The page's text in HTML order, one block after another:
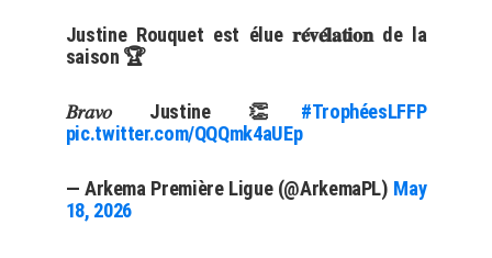
Justine Rouquet est élue 𝐫𝐞́𝐯𝐞́𝐥𝐚𝐭𝐢𝐨𝐧 de la
saison 🏆
𝐵𝑟𝑎𝑣𝑜 Justine 👏 #TrophéesLFFP
pic.twitter.com/QQQmk4aUEp
— Arkema Première Ligue (@ArkemaPL) May
18, 2026